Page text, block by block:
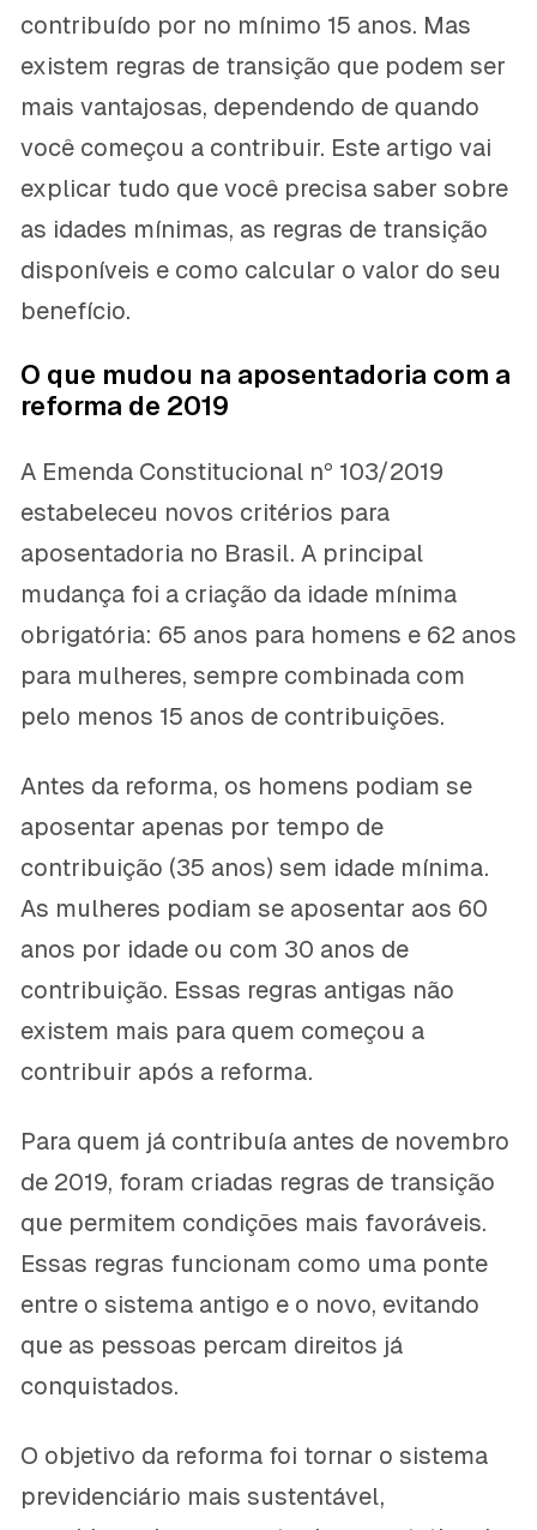
contribuído por no mínimo 15 anos. Mas
existem regras de transição que podem ser
mais vantajosas, dependendo de quando
você começou a contribuir. Este artigo vai
explicar tudo que você precisa saber sobre
as idades mínimas, as regras de transição
disponíveis e como calcular o valor do seu
benefício.
O que mudou na aposentadoria com a
reforma de 2019
A Emenda Constitucional nº 103/2019
estabeleceu novos critérios para
aposentadoria no Brasil. A principal
mudança foi a criação da idade mínima
obrigatória: 65 anos para homens e 62 anos
para mulheres, sempre combinada com
pelo menos 15 anos de contribuições.
Antes da reforma, os homens podiam se
aposentar apenas por tempo de
contribuição (35 anos) sem idade mínima.
As mulheres podiam se aposentar aos 60
anos por idade ou com 30 anos de
contribuição. Essas regras antigas não
existem mais para quem começou a
contribuir após a reforma.
Para quem já contribuía antes de novembro
de 2019, foram criadas regras de transição
que permitem condições mais favoráveis.
Essas regras funcionam como uma ponte
entre o sistema antigo e o novo, evitando
que as pessoas percam direitos já
conquistados.
O objetivo da reforma foi tornar o sistema
previdenciário mais sustentável,